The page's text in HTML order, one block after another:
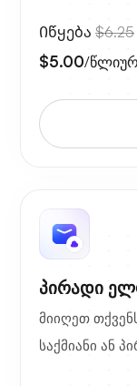
Იწყება $6.25
$5.00/
პირადი
მიიღეთ
საქმიანი ან